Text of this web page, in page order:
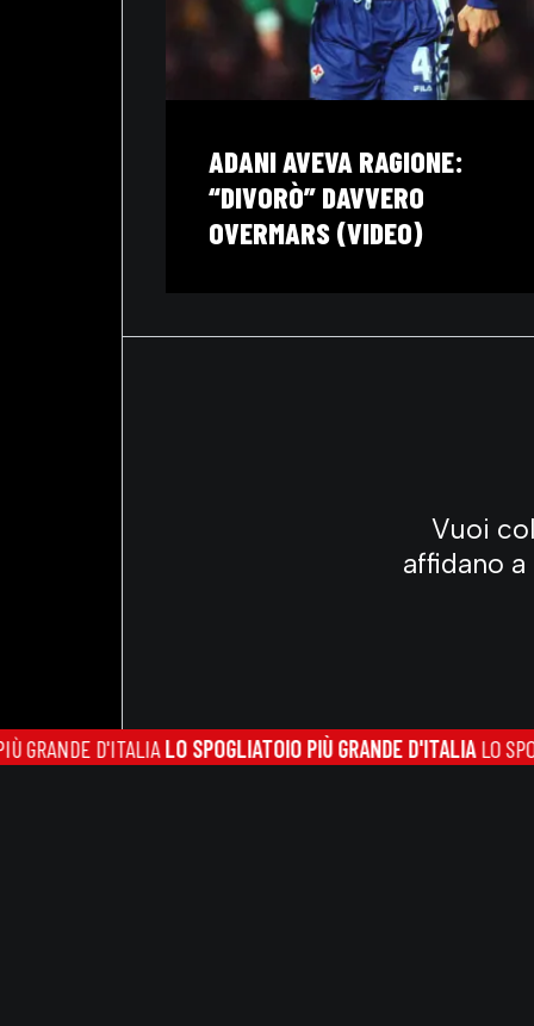
ADANI AVEVA RAGIONE:
“DIVORÒ” DAVVERO
OVERMARS (VIDEO)
Vuoi
affidano
D'ITALIALO SPOGLIATOIO PIÙ GRANDE D'ITALIALO